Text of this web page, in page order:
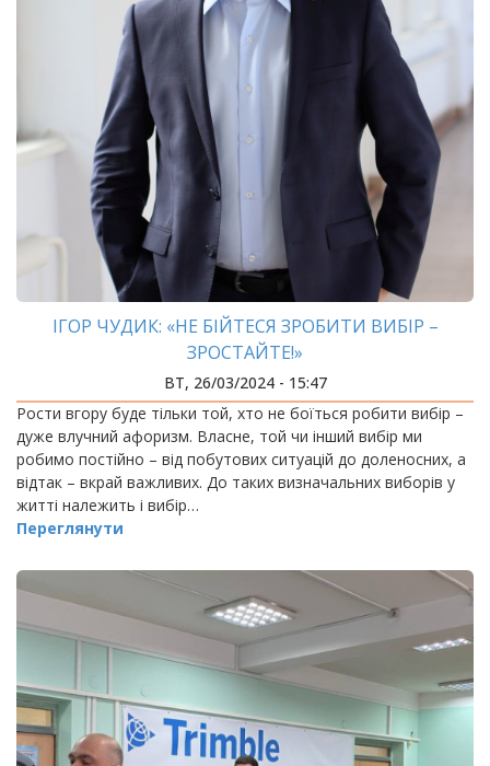
ІГОР ЧУДИК: «НЕ БІЙТЕСЯ ЗРОБИТИ ВИБІР –
ЗРОСТАЙТЕ!»
ВТ, 26/03/2024 - 15:47
Рости вгору буде тільки той, хто не боїться робити вибір –
дуже влучний афоризм. Власне, той чи інший вибір ми
робимо постійно – від побутових ситуацій до доленосних, а
відтак – вкрай важливих. До таких визначальних виборів у
житті належить і вибір…
Переглянути